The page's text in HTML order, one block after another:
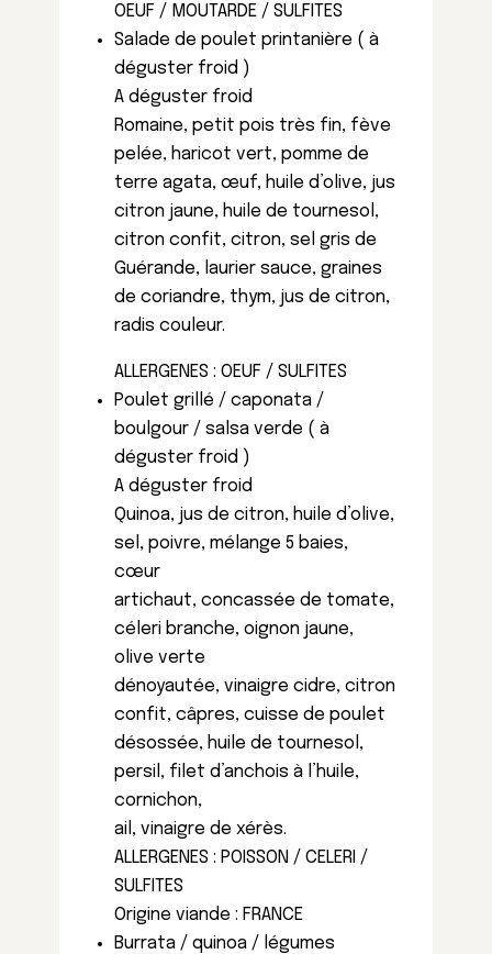
OEUF / MOUTARDE / SULFITES
Salade de poulet printanière ( à
déguster froid )
A déguster froid
Romaine, petit pois très fin, fève
pelée, haricot vert, pomme de
terre agata, œuf, huile d’olive, jus
citron jaune, huile de tournesol,
citron confit, citron, sel gris de
Guérande, laurier sauce, graines
de coriandre, thym, jus de citron,
radis couleur.
ALLERGENES : OEUF / SULFITES
Poulet grillé / caponata /
boulgour / salsa verde ( à
déguster froid )
A déguster froid
Quinoa, jus de citron, huile d’olive,
sel, poivre, mélange 5 baies,
cœur
artichaut, concassée de tomate,
céleri branche, oignon jaune,
olive verte
dénoyautée, vinaigre cidre, citron
confit, câpres, cuisse de poulet
désossée, huile de tournesol,
persil, filet d’anchois à l’huile,
cornichon,
ail, vinaigre de xérès.
ALLERGENES : POISSON / CELERI /
SULFITES
Origine viande : FRANCE
Burrata / quinoa / légumes